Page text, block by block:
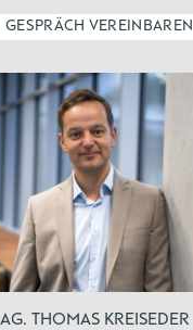
GESPRÄCH VEREINBAREN
THOMAS KREISEDER